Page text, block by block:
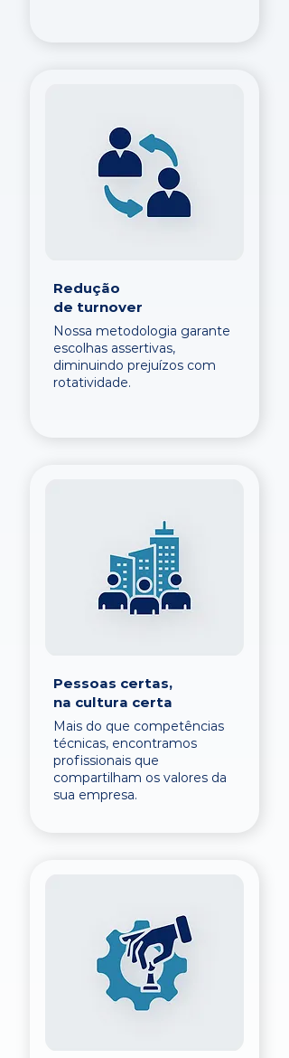
Redução
de turnover
Nossa metodologia garante
escolhas assertivas,
diminuindo prejuízos com
rotatividade.
Pessoas certas,
na cultura certa
Mais do que competências
técnicas, encontramos
profissionais que
compartilham os valores da
sua empresa.